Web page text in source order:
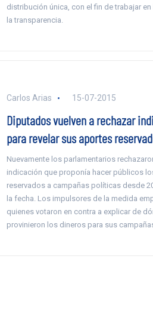
distribución única, con el fin de trabajar en
la transparencia.
Carlos Arias 15-07-2015
Diputados vuelven a rechazar
para revelar sus aportes
Nuevamente los parlamentarios
indicación que proponía hacer públicos
reservados a campañas políticas desde
la fecha. Los impulsores de la medida
quienes votaron en contra a explicar de
provinieron los dineros para sus